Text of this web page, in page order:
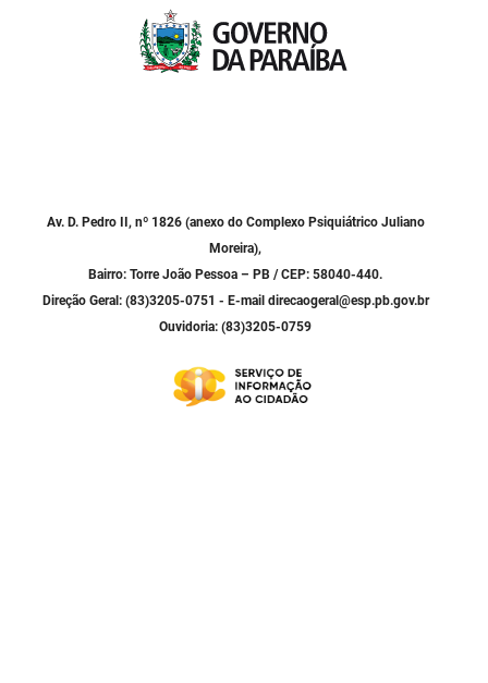
Av. D. Pedro II, nº 1826 (anexo do Complexo Psiquiátrico Juliano
Moreira),
Bairro: Torre João Pessoa – PB / CEP: 58040-440.
Direção Geral: (83)3205-0751 - E-mail direcaogeral@esp.pb.gov.br
Ouvidoria: (83)3205-0759